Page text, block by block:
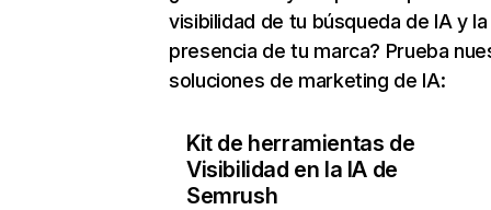
visibilidad de tu búsqueda de IA y la
presencia de tu marca? Prueba
soluciones de marketing de IA:
Kit de herramientas de
Visibilidad en la IA de
Semrush